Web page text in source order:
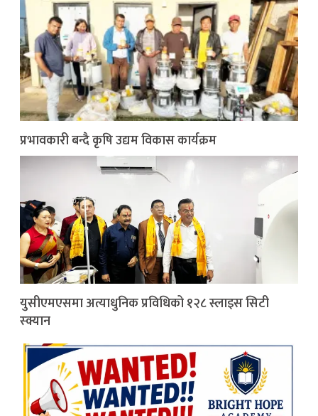
प्रभावकारी बन्दै कृषि उद्यम विकास कार्यक्रम
युसीएमएसमा अत्याधुनिक प्रविधिको १२८ स्लाइस सिटी
स्क्यान